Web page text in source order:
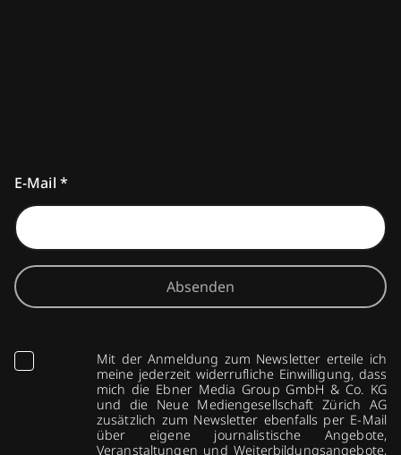
E-Mail *
Absenden
Mit der Anmeldung zum Newsletter erteile ich
meine jederzeit widerrufliche Einwilligung, dass
mich die Ebner Media Group GmbH & Co. KG
und die Neue Mediengesellschaft Zürich AG
zusätzlich zum Newsletter ebenfalls per E-Mail
über eigene journalistische Angebote,
Veranstaltungen und Weiterbildungsangebote,